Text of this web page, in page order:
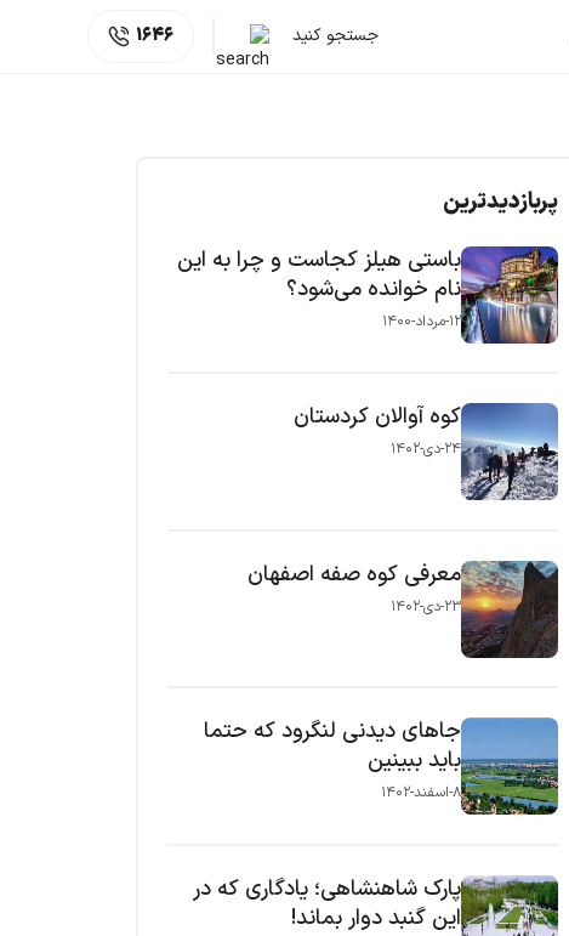
جستجو کنید 1646
پربازدیدترین
باستی هیلز کجاست و چرا به این
نام خوانده می‌شود؟
۱۲-مرداد-۱۴۰۰
کوه آوالان کردستان
۲۴-دی-۱۴۰۲
معرفی کوه صفه اصفهان
۲۳-دی-۱۴۰۲
جاهای دیدنی لنگرود که حتما
باید ببینین
۸-اسفند-۱۴۰۲
پارک شاهنشاهی؛ یادگاری که در
این گنبد دوار بماند!